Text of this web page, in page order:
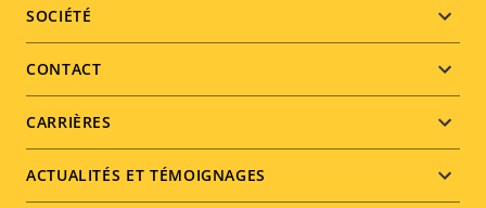
Footer
menu
SOCIÉTÉ
CONTACT
CARRIÈRES
ACTUALITÉS ET TÉMOIGNAGES